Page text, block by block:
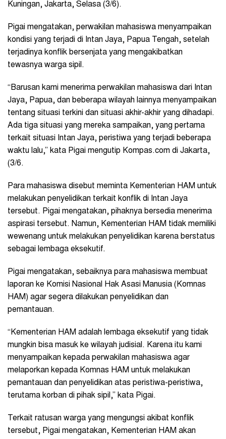
Kuningan, Jakarta, Selasa (3/6).
Pigai mengatakan, perwakilan mahasiswa menyampaikan
kondisi yang terjadi di Intan Jaya, Papua Tengah, setelah
terjadinya konflik bersenjata yang mengakibatkan
tewasnya warga sipil.
“Barusan kami menerima perwakilan mahasiswa dari Intan
Jaya, Papua, dan beberapa wilayah lainnya menyampaikan
tentang situasi terkini dan situasi akhir-akhir yang dihadapi.
Ada tiga situasi yang mereka sampaikan, yang pertama
terkait situasi Intan Jaya, peristiwa yang terjadi beberapa
waktu lalu,” kata Pigai mengutip Kompas.com di Jakarta,
(3/6.
Para mahasiswa disebut meminta Kementerian HAM untuk
melakukan penyelidikan terkait konflik di Intan Jaya
tersebut. Pigai mengatakan, pihaknya bersedia menerima
aspirasi tersebut. Namun, Kementerian HAM tidak memiliki
wewenang untuk melakukan penyelidikan karena berstatus
sebagai lembaga eksekutif.
Pigai mengatakan, sebaiknya para mahasiswa membuat
laporan ke Komisi Nasional Hak Asasi Manusia (Komnas
HAM) agar segera dilakukan penyelidikan dan
pemantauan.
“Kementerian HAM adalah lembaga eksekutif yang tidak
mungkin bisa masuk ke wilayah judisial. Karena itu kami
menyampaikan kepada perwakilan mahasiswa agar
melaporkan kepada Komnas HAM untuk melakukan
pemantauan dan penyelidikan atas peristiwa-peristiwa,
terutama korban di pihak sipil,” kata Pigai.
Terkait ratusan warga yang mengungsi akibat konflik
tersebut, Pigai mengatakan, Kementerian HAM akan